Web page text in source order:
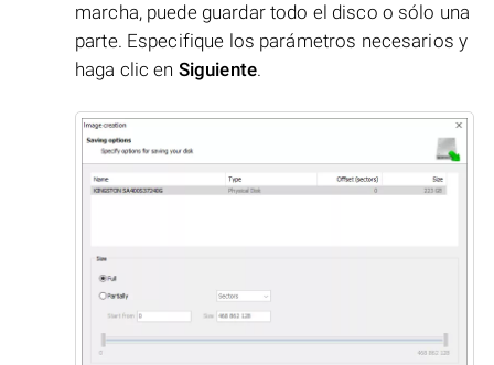
marcha, puede guardar todo el disco o sólo una
parte. Especifique los parámetros necesarios y
haga clic en Siguiente.